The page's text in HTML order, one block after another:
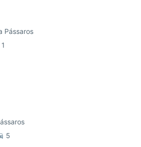
Pássaros
1
5